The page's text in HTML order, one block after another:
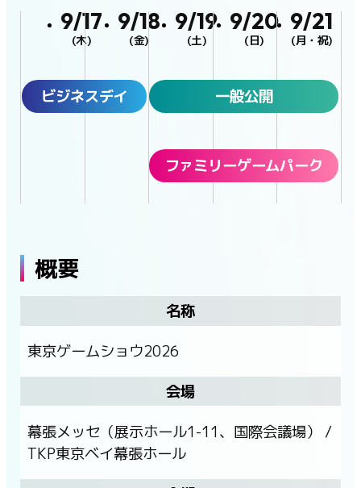
9/17
(木)
9/18
(金)
9/19
(土)
9/20
(日)
9/21
(月・祝)
ビジネスデイ 一般公開
ファミリーゲームパーク
概要
名称
東京ゲームショウ2026
会場
幕張メッセ（展示ホール1-11、国際会議場） /
TKP東京ベイ幕張ホール